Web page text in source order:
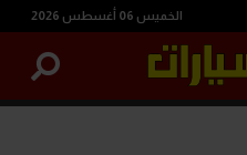
الخميس 06 أغسطس 2026